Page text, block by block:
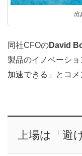
出
同社CFOのDavid
製品のイノベーシ
加速できる」とコメ
上場は「避